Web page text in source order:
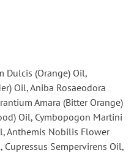
Dulcis (Orange) Oil,
Oil, Aniba Rosaeodora
Amara (Bitter Orange)
Oil, Cymbopogon Martini
Anthemis Nobilis Flower
Sempervirens Oil,